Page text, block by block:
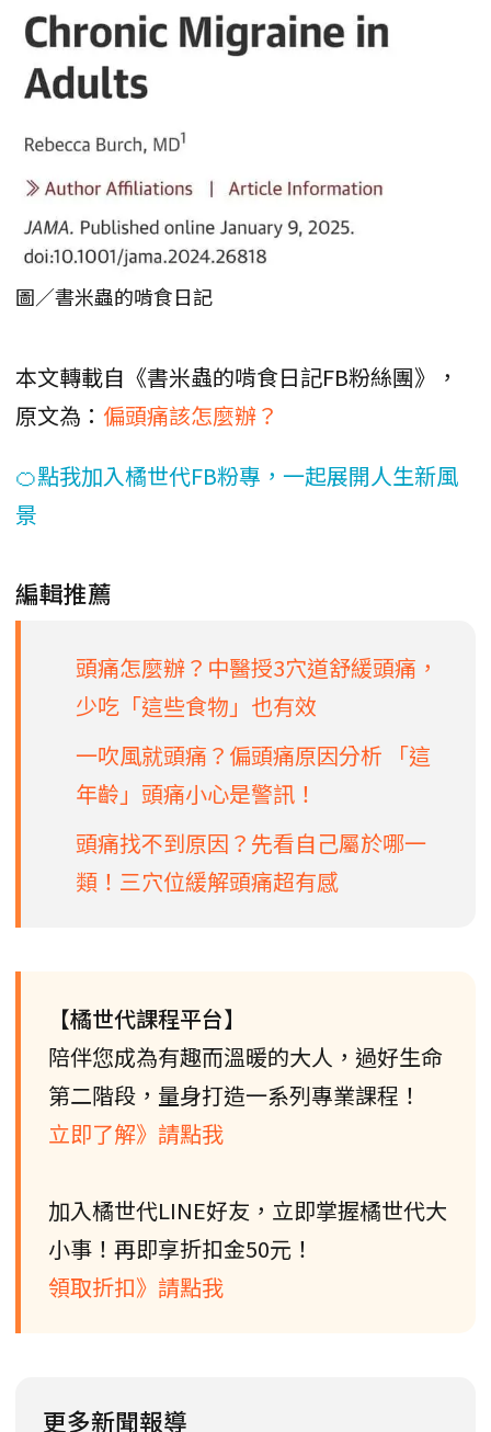
圖／書米蟲的啃食日記
本文轉載自《書米蟲的啃食日記FB粉絲團》，
原文為： 偏頭痛該怎麼辦？
🍊點我加入橘世代FB粉專，一起展開人生新風
景
編輯推薦
頭痛怎麼辦？中醫授3穴道舒緩頭痛，
少吃「這些食物」也有效
一吹風就頭痛？偏頭痛原因分析 「這
年齡」頭痛小心是警訊！
頭痛找不到原因？先看自己屬於哪一
類！三穴位緩解頭痛超有感
【橘世代課程平台】
陪伴您成為有趣而溫暖的大人，過好生命
第二階段，量身打造一系列專業課程！
立即了解》請點我
加入橘世代LINE好友，立即掌握橘世代大
小事！再即享折扣金50元！
領取折扣》請點我
更多新聞報導